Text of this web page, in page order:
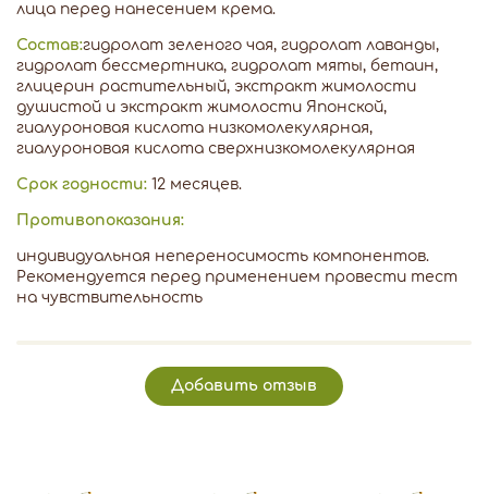
лица перед нанесением крема.
Состав:гидролат зеленого чая, гидролат лаванды,
гидролат бессмертника, гидролат мяты, бетаин,
глицерин растительный, экстракт жимолости
душистой и экстракт жимолости Японской,
гиалуроновая кислота низкомолекулярная,
гиалуроновая кислота сверхнизкомолекулярная
Срок годности: 12 месяцев.
Противопоказания:
индивидуальная непереносимость компонентов.
Рекомендуется перед применением провести тест
на чувствительность
Добавить отзыв